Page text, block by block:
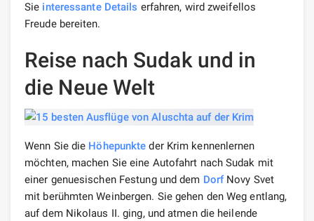
Sie interessante Details erfahren, wird zweifellos
Freude bereiten.
Reise nach Sudak und in
die Neue Welt
Wenn Sie die Höhepunkte der Krim kennenlernen
möchten, machen Sie eine Autofahrt nach Sudak mit
einer genuesischen Festung und dem DorfNovy Svet
mit berühmten Weinbergen. Sie gehen den Weg entlang,
auf dem Nikolaus II. ging, und atmen die heilende